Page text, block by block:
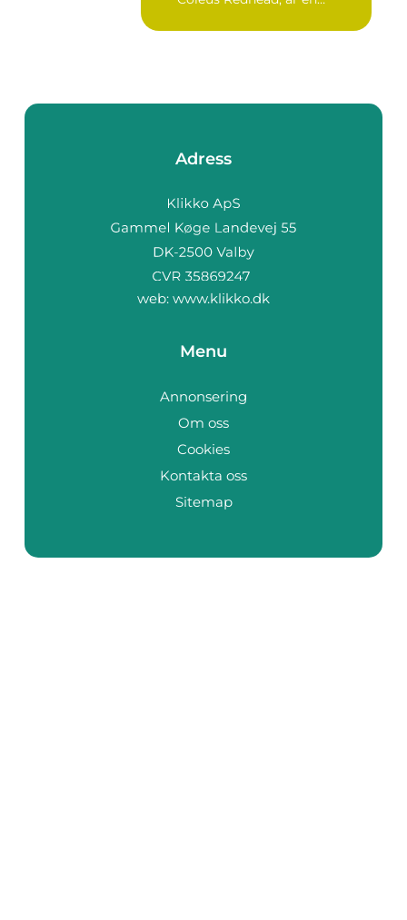
Adress
web: www.klikko.dk
Menu
Annonsering
Om oss
Cookies
Kontakta oss
Sitemap